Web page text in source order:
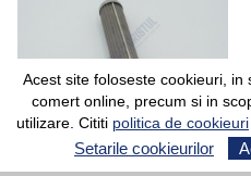
Acest site foloseste cookieuri,
comert online, precum si in
utilizare. Cititi politica de cookieuri
Setarile cookieurilor